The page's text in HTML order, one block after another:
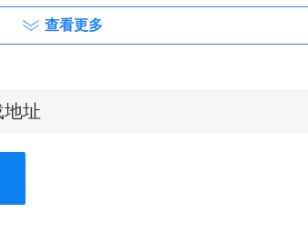
新页面。绕过一个页面
查看更多
址